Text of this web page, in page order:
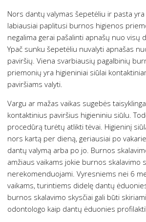
Nors dantų valymas šepetėliu ir pasta
labiausiai paplitusi burnos higienos
negalima gerai pašalinti apnašų nuo visų
Ypač sunku šepetėliu nuvalyti apnašas
paviršių. Viena svarbiausių pagalbinių
priemonių yra higieniniai siūlai
paviršiams valyti.
Vargu ar mažas vaikas sugebės
kontaktinius paviršius higieniniu siūlu.
procedūrą turėtų atlikti tėvai. Higieninį
nors kartą per dieną, geriausiai po
dantų valymą arba po jo. Burnos
amžiaus vaikams jokie burnos skalavimo
nerekomenduojami. Vyresniems nei 6
vaikams, turintiems didelę dantų
burnos skalavimo skysčiai gali būti
odontologo kaip dantų ėduonies